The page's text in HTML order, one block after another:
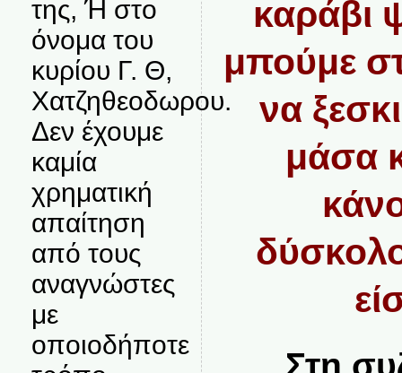
της, Ή στο
όνομα του
κυρίου Γ. Θ,
Χατζηθεοδωρου.
Δεν έχουμε
καμία
χρηματική
απαίτηση
από τους
αναγνώστες
με
οποιοδήποτε
καράβι
μπούμε
να
μάσα